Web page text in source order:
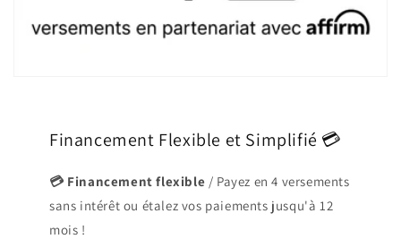
Financement Flexible et Simplifié 💳
💳 Financement flexible / Payez en 4 versements
sans intérêt ou étalez vos paiements jusqu'à 12
mois !